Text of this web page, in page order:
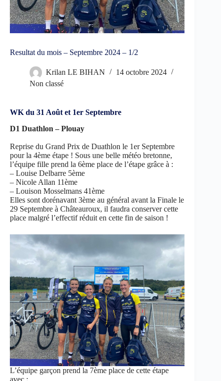
Resultat du mois – Septembre 2024 – 1/2
Krilan LE BIHAN
14 octobre 2024
Non classé
WK du 31 Août et 1er Septembre
D1 Duathlon – Plouay
Reprise du Grand Prix de Duathlon le 1er Septembre
pour la 4ème étape ! Sous une belle météo bretonne,
l’équipe fille prend la 6ème place de l’étape grâce à :
– Louise Delbarre 5ème
– Nicole Allan 11ème
– Louison Mosselmans 41ème
Elles sont dorénavant 3ème au général avant la Finale le
29 Septembre à Châteauroux, il faudra conserver cette
place malgré l’effectif réduit en cette fin de saison !
L’équipe garçon prend la 7ème place de cette étape
avec :